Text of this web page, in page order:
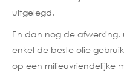
uitgelegd.
En dan nog de
enkel de beste olie
op een milieuvriendelijke